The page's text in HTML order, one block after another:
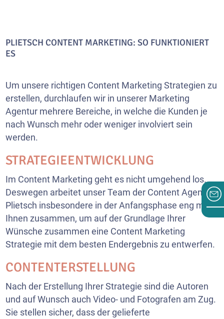
PLIETSCH CONTENT MARKETING: SO FUNKTIONIERT
ES
Um unsere richtigen Content Marketing Strategien zu
erstellen, durchlaufen wir in unserer Marketing
Agentur mehrere Bereiche, in welche die Kunden je
nach Wunsch mehr oder weniger involviert sein
werden.
STRATEGIEENTWICKLUNG
Im Content Marketing geht es nicht umgehend los.
Deswegen arbeitet unser Team der Content Agentur
Plietsch insbesondere in der Anfangsphase eng mit
Ihnen zusammen, um auf der Grundlage Ihrer
Wünsche zusammen eine Content Marketing
Strategie mit dem besten Endergebnis zu entwerfen.
CONTENTERSTELLUNG
Nach der Erstellung Ihrer Strategie sind die Autoren
und auf Wunsch auch Video- und Fotografen am Zug.
Sie stellen sicher, dass der gelieferte